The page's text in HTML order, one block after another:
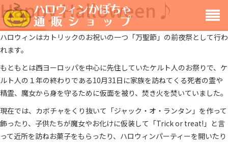
メ
ニ
ー
Happy Halloween♪
ハロウィンはカトリックのお祝いの一つ「万聖節」の前夜祭として行わ
れます。
もともとは西ヨーロッパを中心に先住していたケルト人のお祭りで、ケ
ルト人の１年の終わりである10月31日に家族を訪ねてくる死者の霊や
精霊、魔女から身を守るために仮面を被り、焚き火を焚いていました。
現在では、カボチャをくり抜いて「ジャック・オ・ランタン」を作って
飾ったり、子供たちが魔女やお化けに仮装して「Trick or treat!」と言
って近所を訪ねお菓子をもらったり、ハロウィンパーティーを開いたり